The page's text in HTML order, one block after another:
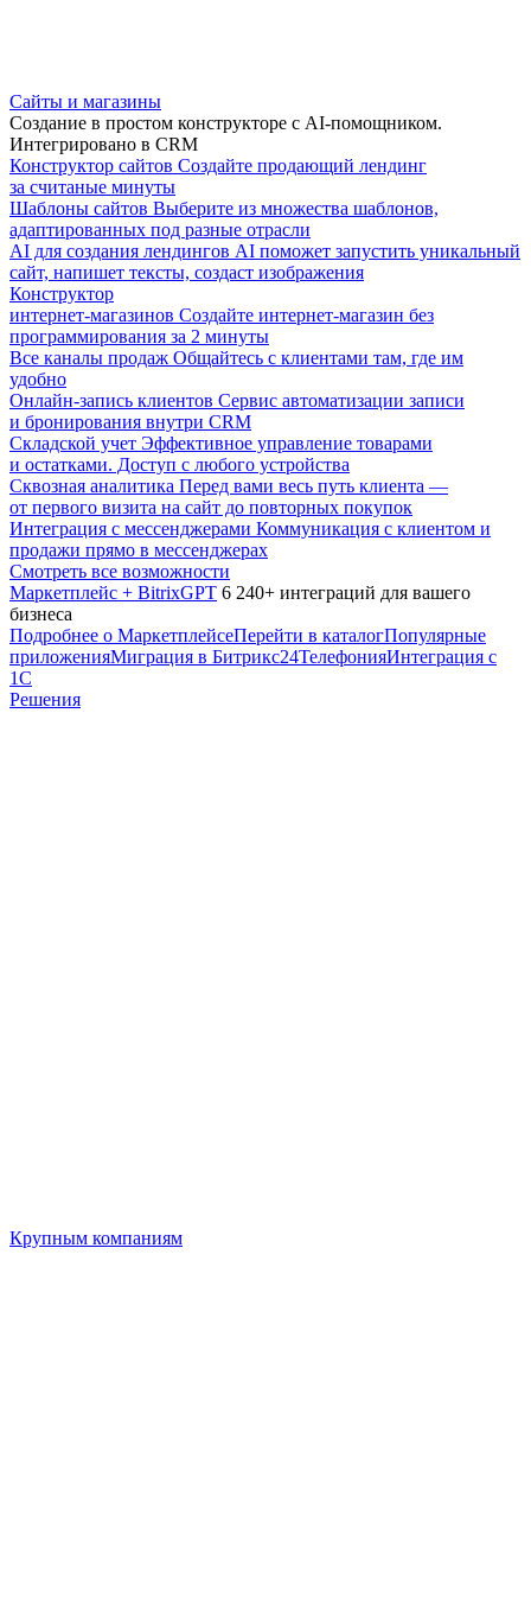
Сайты и магазины
Создание в простом конструкторе с AI-помощником.
Интегрировано в CRM
Конструктор сайтов Создайте продающий лендинг
за считаные минуты
Шаблоны сайтов Выберите из множества шаблонов,
адаптированных под разные отрасли
AI для создания лендингов AI поможет запустить уникальный
сайт, напишет тексты, создаст изображения
Конструктор
интернет-магазинов Создайте интернет-магазин без
программирования за 2 минуты
Все каналы продаж Общайтесь с клиентами там, где им
удобно
Онлайн-запись клиентов Сервис автоматизации записи
и бронирования внутри CRM
Складской учет Эффективное управление товарами
и остатками. Доступ с любого устройства
Сквозная аналитика Перед вами весь путь клиента —
от первого визита на сайт до повторных покупок
Интеграция с мессенджерами Коммуникация с клиентом и
продажи прямо в мессенджерах
Смотреть все возможности
Маркетплейс + BitrixGPT 6 240+ интеграций для вашего
бизнеса
Подробнее о МаркетплейсеПерейти в каталогПопулярные
приложенияМиграция в Битрикс24ТелефонияИнтеграция с
1С
Решения
Крупным компаниям